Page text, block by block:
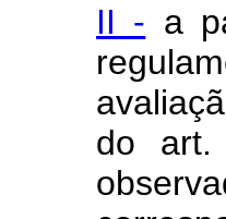
II - a
do art.